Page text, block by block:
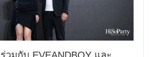
วมกับ EVEANDBOY และ